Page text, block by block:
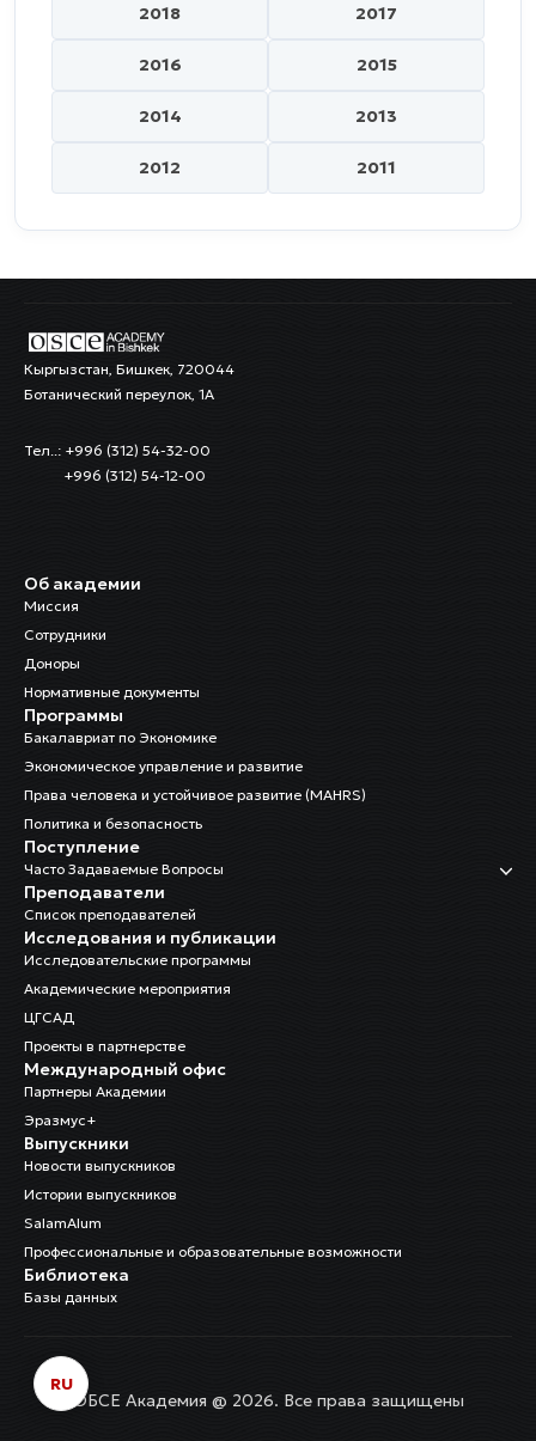
2018 2017
2016 2015
2014 2013
2012 2011
Кыргызстан, Бишкек, 720044
Ботанический переулок, 1А
Тел..: +996 (312) 54-32-00
+996 (312) 54-12-00
Об академии
Миссия
Сотрудники
Доноры
Нормативные документы
Программы
Бакалавриат по Экономике
Экономическое управление и развитие
Права человека и устойчивое развитие (MAHRS)
Политика и безопасность
Поступление
Часто Задаваемые Вопросы
Преподаватели
Список преподавателей
Исследования и публикации
Исследовательские программы
Академические мероприятия
ЦГСАД
Проекты в партнерстве
Международный офис
Партнеры Академии
Эразмус+
Выпускники
Новости выпускников
Истории выпускников
SalamAlum
Профессиональные и образовательные возможности
Библиотека
Базы данных
ОБСЕ Академия @ 2026. Все права защищены
RU